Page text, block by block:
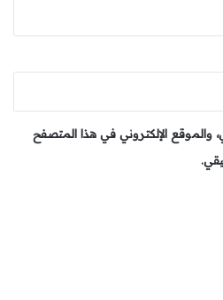
ان يوفقنا لخدمة الناس
كيد الكائدين وبغض المبغضين
وحبيبنا ونبينا وقدوتنا محمد
أجمعين ومن تبعهم بإحسان
يا ارحم الراحمين. مع الشكر
والموقع الإلكتروني في هذا المتصفح